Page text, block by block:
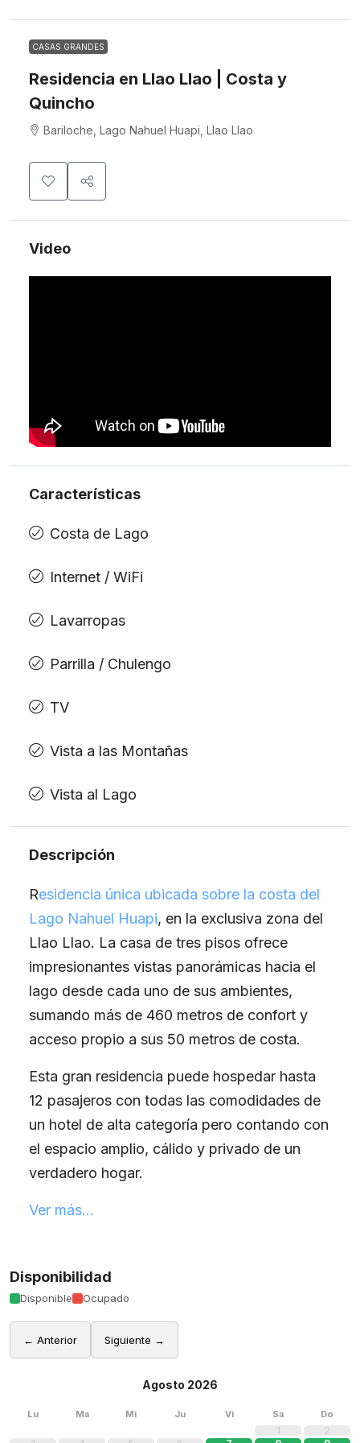
CASAS GRANDES
Residencia en Llao Llao | Costa y
Quincho
Bariloche, Lago Nahuel Huapi, Llao Llao
Video
Características
Costa de Lago
Internet / WiFi
Lavarropas
Parrilla / Chulengo
TV
Vista a las Montañas
Vista al Lago
Descripción
Residencia única ubicada sobre la costa del
Lago Nahuel Huapi, en la exclusiva zona del
Llao Llao. La casa de tres pisos ofrece
impresionantes vistas panorámicas hacia el
lago desde cada uno de sus ambientes,
sumando más de 460 metros de confort y
acceso propio a sus 50 metros de costa.
​Esta gran residencia puede hospedar hasta
12 pasajeros con todas las comodidades de
un hotel de alta categoría pero contando con
el espacio amplio, cálido y privado de un
verdadero hogar.
Ver más...
Disponibilidad
Disponible Ocupado
← Anterior Siguiente →
Agosto 2026
Lu Ma Mi Ju Vi Sa Do
1
2